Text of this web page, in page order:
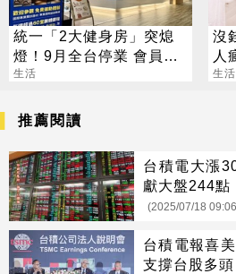
統一「2大健身房」突熄
燈！9月全台停業 會員退
費方案一次看
生活
沒
人
拚
生活
推薦閱讀
台積電大漲
獻大盤244點
(2025/07/18
台積電報喜
支撐台股多頭